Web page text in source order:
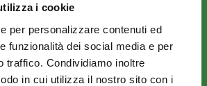
i cookie
per personalizzare contenuti ed
funzionalità dei social media e per
traffico. Condividiamo inoltre
in cui utilizza il nostro sito con i